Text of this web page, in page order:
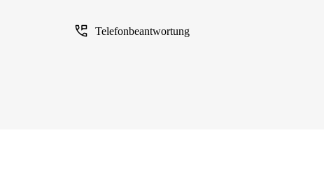
Telefonbeantwortung